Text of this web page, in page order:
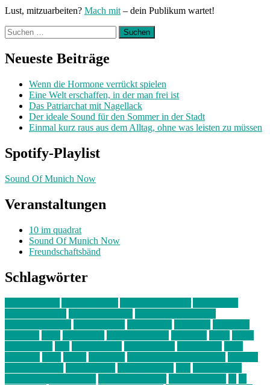
Lust, mitzuarbeiten? Mach mit – dein Publikum wartet!
Suchen
nach:
Neueste Beiträge
Wenn die Hormone verrückt spielen
Eine Welt erschaffen, in der man frei ist
Das Patriarchat mit Nagellack
Der ideale Sound für den Sommer in der Stadt
Einmal kurz raus aus dem Alltag, ohne was leisten zu müssen
Spotify-Playlist
Sound Of Munich Now
Veranstaltungen
10 im quadrat
Sound Of Munich Now
Freundschaftsbänd
Schlagwörter